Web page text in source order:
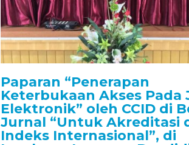
Paparan “Penerapan
Keterbukaan Akses Pada
Elektronik” oleh CCID di
Jurnal “Untuk Akreditasi
Indeks Internasional”, di